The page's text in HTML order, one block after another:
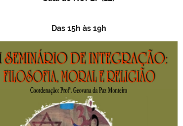
Das 15h às 19h